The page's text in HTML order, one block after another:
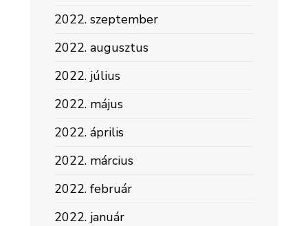
2022. szeptember
2022. augusztus
2022. július
2022. május
2022. április
2022. március
2022. február
2022. január